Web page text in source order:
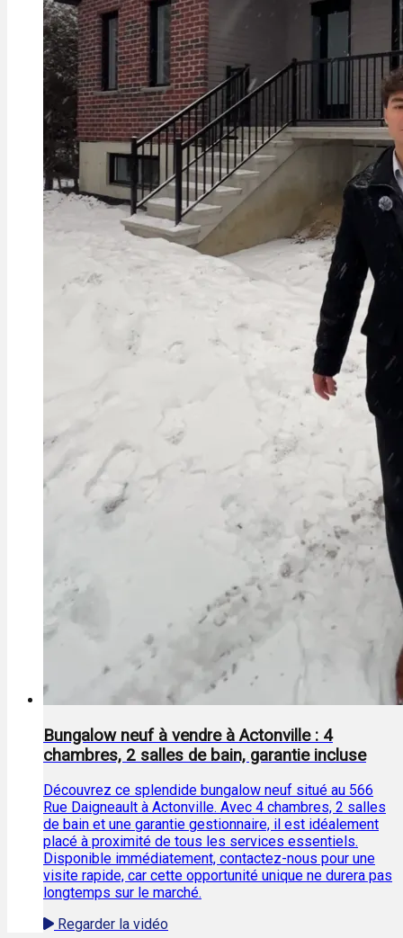
Bungalow neuf à vendre à Actonville : 4
chambres, 2 salles de bain, garantie incluse
Découvrez ce splendide bungalow neuf situé au 566
Rue Daigneault à Actonville. Avec 4 chambres, 2 salles
de bain et une garantie gestionnaire, il est idéalement
placé à proximité de tous les services essentiels.
Disponible immédiatement, contactez-nous pour une
visite rapide, car cette opportunité unique ne durera pas
longtemps sur le marché.
Regarder la vidéo